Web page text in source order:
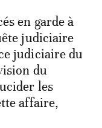
en garde à
judiciaire
judiciaire du
du
les
affaire,